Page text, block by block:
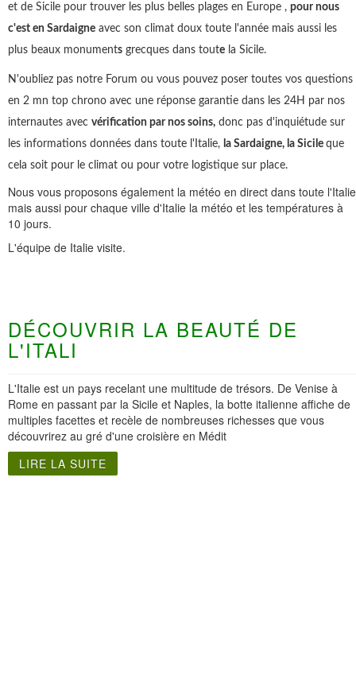
et de Sicile pour trouver les plus belles plages en Europe , pour nous
c'est en Sardaigne avec son climat doux toute l'année mais aussi les
plus beaux monuments grecques dans toute la Sicile.
N'oubliez pas notre Forum ou vous pouvez poser toutes vos questions
en 2 mn top chrono avec une réponse garantie dans les 24H par nos
internautes avec vérification par nos soins, donc pas d'inquiétude sur
les informations données dans toute l'Italie, la Sardaigne, la Sicile que
cela soit pour le climat ou pour votre logistique sur place.
Nous vous proposons également la météo en direct dans toute l'Italie
mais aussi pour chaque ville d'Italie la météo et les températures à
10 jours.
L'équipe de Italie visite.
DÉCOUVRIR LA BEAUTÉ DE
L'ITALI
L'Italie est un pays recelant une multitude de trésors. De Venise à
Rome en passant par la Sicile et Naples, la botte italienne affiche de
multiples facettes et recèle de nombreuses richesses que vous
découvrirez au gré d'une croisière en Médit
LIRE LA SUITE